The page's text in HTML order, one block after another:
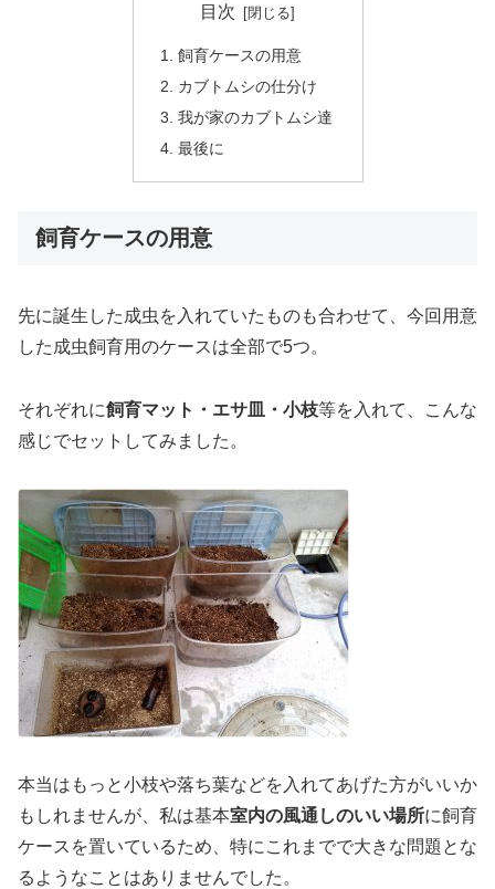
目次
飼育ケースの用意
カブトムシの仕分け
我が家のカブトムシ達
最後に
飼育ケースの用意
先に誕生した成虫を入れていたものも合わせて、今回用意
した成虫飼育用のケースは全部で5つ。
それぞれに飼育マット・エサ皿・小枝等を入れて、こんな
感じでセットしてみました。
本当はもっと小枝や落ち葉などを入れてあげた方がいいか
もしれませんが、私は基本室内の風通しのいい場所に飼育
ケースを置いているため、特にこれまでで大きな問題とな
るようなことはありませんでした。